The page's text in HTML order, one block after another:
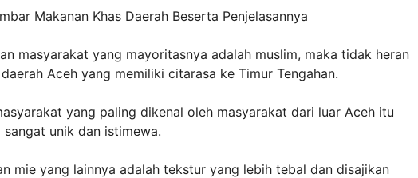
masyarakat yang mayoritasnya adalah muslim, maka tidak heran
Aceh yang memiliki citarasa ke Timur Tengahan.
yang paling dikenal oleh masyarakat dari luar Aceh itu
unik dan istimewa.
mie yang lainnya adalah tekstur yang lebih tebal dan disajikan